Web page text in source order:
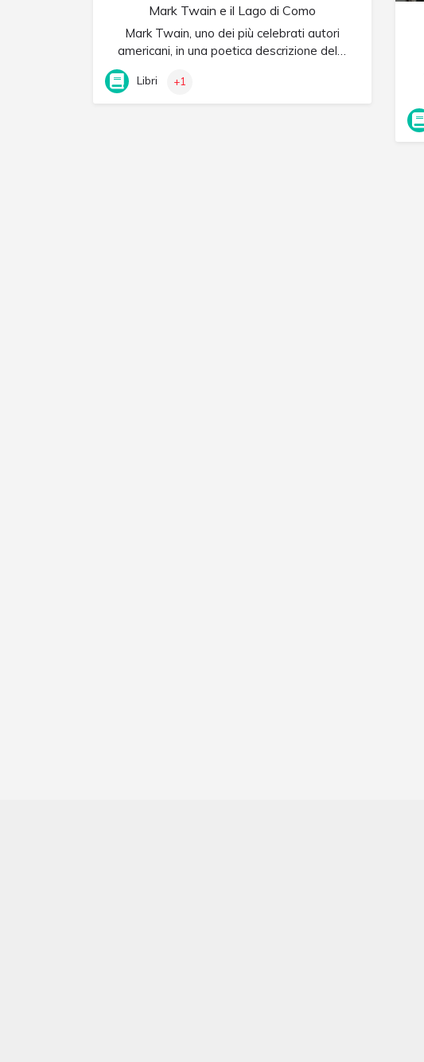
Mark Twain e il Lago di Como
Mark Twain, uno dei più celebrati autori
americani, in una poetica descrizione del…
Libri +1